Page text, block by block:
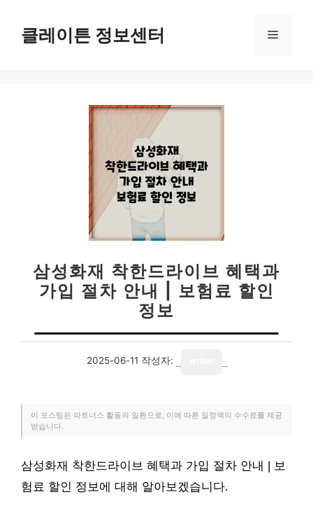
클레이튼 정보센터 메
삼성화재 착한드라이브 혜택과
가입 절차 안내 | 보험료 할인
정보
2025-06-11 작성자:
이 포스팅은 파트너스 활동의 일환으로, 이에 따른 일정액의 수수료를 제공
받습니다.
삼성화재 착한드라이브 혜택과 가입 절차 안내 | 보
험료 할인 정보에 대해 알아보겠습니다.